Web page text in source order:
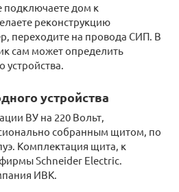
подключаете дом к
реконструкцию
переходите на провода СИП. В
сам может определить
устройства.
устройства
ВУ на 220 Вольт,
собранным щитом, по
Комплектация щита, к
Schneider Electric.
ИВК.